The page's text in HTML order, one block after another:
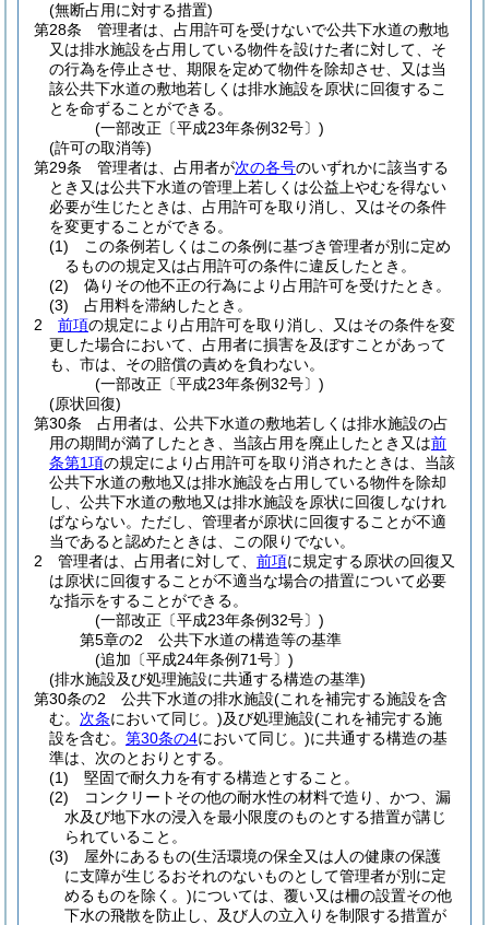
(無断占用に対する措置)
第28条
管理者は、占用許可を受けないで公共下水道の敷地
又は排水施設を占用している物件を設けた者に対して、そ
の行為を停止させ、期限を定めて物件を除却させ、又は当
該公共下水道の敷地若しくは排水施設を原状に回復するこ
とを命ずることができる。
(一部改正〔平成23年条例32号〕)
(許可の取消等)
第29条
管理者は、占用者が次の各号のいずれかに該当する
とき又は公共下水道の管理上若しくは公益上やむを得ない
必要が生じたときは、占用許可を取り消し、又はその条件
を変更することができる。
(1)
この条例若しくはこの条例に基づき管理者が別に定め
るものの規定又は占用許可の条件に違反したとき。
(2)
偽りその他不正の行為により占用許可を受けたとき。
(3)
占用料を滞納したとき。
2
前項の規定により占用許可を取り消し、又はその条件を変
更した場合において、占用者に損害を及ぼすことがあって
も、市は、その賠償の責めを負わない。
(一部改正〔平成23年条例32号〕)
(原状回復)
第30条
占用者は、公共下水道の敷地若しくは排水施設の占
用の期間が満了したとき、当該占用を廃止したとき又は前
条第1項の規定により占用許可を取り消されたときは、当該
公共下水道の敷地又は排水施設を占用している物件を除却
し、公共下水道の敷地又は排水施設を原状に回復しなけれ
ばならない。 ただし、管理者が原状に回復することが不適
当であると認めたときは、この限りでない。
2
管理者は、占用者に対して、 前項に規定する原状の回復又
は原状に回復することが不適当な場合の措置について必要
な指示をすることができる。
(一部改正〔平成23年条例32号〕)
第5章の2
公共下水道の構造等の基準
(追加〔平成24年条例71号〕)
(排水施設及び処理施設に共通する構造の基準)
第30条の2
公共下水道の排水施設(これを補完する施設を含
む。 次条において同じ。)及び処理施設(これを補完する施
設を含む。 第30条の4において同じ。)に共通する構造の基
準は、次のとおりとする。
(1)
堅固で耐久力を有する構造とすること。
(2)
コンクリートその他の耐水性の材料で造り、かつ、漏
水及び地下水の浸入を最小限度のものとする措置が講じ
られていること。
(3)
屋外にあるもの(生活環境の保全又は人の健康の保護
に支障が生じるおそれのないものとして管理者が別に定
めるものを除く。)については、覆い又は柵の設置その他
下水の飛散を防止し、及び人の立入りを制限する措置が